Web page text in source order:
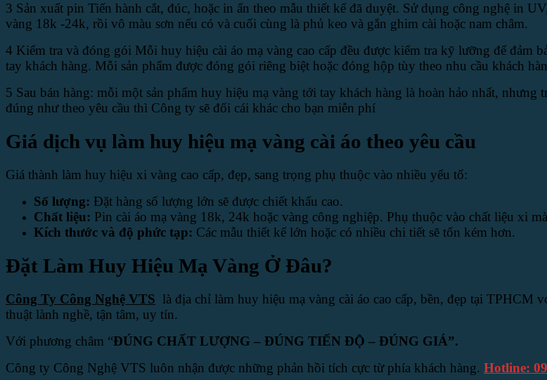
3 Sản xuất pin Tiến hành cắt, đúc, hoặc in ấn theo mẫu thiết kế đã duyệt. Sử dụng công nghệ in
vàng 18k -24k, rồi vô màu sơn nếu có và cuối cùng là phủ keo và gắn ghim cài hoặc nam châm.
4 Kiểm tra và đóng gói Mỗi huy hiệu cài áo mạ vàng cao cấp đều được kiểm tra kỹ lưỡng để đảm
tay khách hàng. Mỗi sản phẩm được đóng gói riêng biệt hoặc đóng hộp tùy theo nhu cầu khách
5 Sau bán hàng: mỗi một sản phẩm huy hiệu mạ vàng tới tay khách hàng là hoàn hảo nhất,
đúng như theo yêu cầu thì Công ty sẽ đổi cái khác cho bạn miễn phí
Giá dịch vụ làm huy hiệu mạ vàng cài áo theo yêu cầu
Giá thành làm huy hiệu xi vàng cao cấp, đẹp, sang trọng phụ thuộc vào nhiều yếu tố:
Số lượng: Đặt hàng số lượng lớn sẽ được chiết khấu cao.
Chất liệu: Pin cài áo mạ vàng 18k, 24k hoặc vàng công nghiệp. Phụ thuộc vào chất liệu xi
Kích thước và độ phức tạp: Các mẫu thiết kế lớn hoặc có nhiều chi tiết sẽ tốn kém hơn.
Đặt Làm Huy Hiệu Mạ Vàng Ở Đâu?
Công Ty Công Nghệ VTS là địa chỉ làm huy hiệu mạ vàng cài áo cao cấp, bền, đẹp tại
thuật lành nghề, tận tâm, uy tín.
Với phương châm “ĐÚNG CHẤT LƯỢNG – ĐÚNG TIẾN ĐỘ – ĐÚNG GIÁ”.
Công ty Công Nghệ VTS luôn nhận được những phản hồi tích cực từ phía khách hàng. Hotline: